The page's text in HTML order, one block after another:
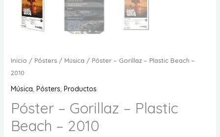
Inicio / Pósters/ Música / Póster – Gorillaz – Plastic Beach –
2010
Música, Pósters, Productos
Póster – Gorillaz – Plastic
Beach – 2010